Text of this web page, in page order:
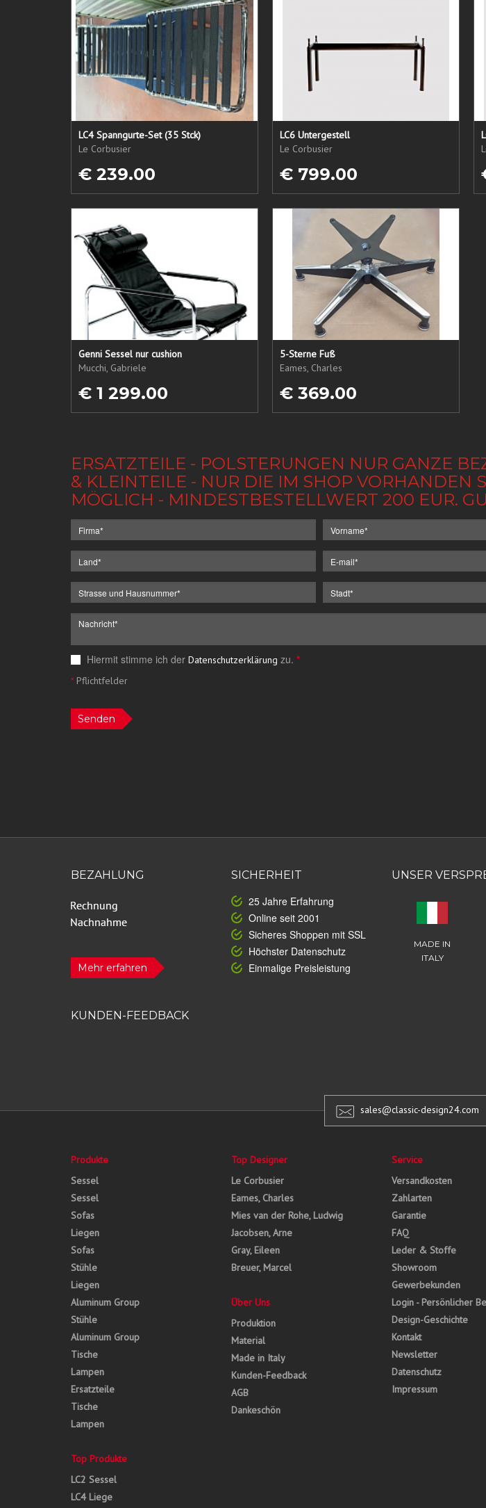
LC4 Spanngurte-Set (35 Stck)
Le Corbusier
€ 239.00
LC6 Untergestell
Le Corbusier
€ 799.00
Genni Sessel nur cushion
Mucchi, Gabriele
€ 1 299.00
5-Sterne Fuß
Eames, Charles
€ 369.00
ERSATZTEILE - POLSTERUNGEN NUR GANZE
& KLEINTEILE - NUR DIE IM SHOP VORHANDEN
MÖGLICH - MINDESTBESTELLWERT 200 EUR.
Hiermit stimme ich der Datenschutzerklärung zu. *
*Pflichtfelder
Senden
BEZAHLUNG
Mehr erfahren
SICHERHEIT
25 Jahre Erfahrung
Online seit 2001
Sicheres Shoppen mit SSL
Höchster Datenschutz
Einmalige Preisleistung
UNSER
MADE IN
ITALY
KUNDEN-FEEDBACK
sales@classic-design24.com
Produkte
Sessel
Sessel
Sofas
Liegen
Sofas
Stühle
Liegen
Aluminum Group
Stühle
Aluminum Group
Tische
Lampen
Ersatzteile
Tische
Lampen
Top Produkte
LC2 Sessel
LC4 Liege
Top Designer
Le Corbusier
Eames, Charles
Mies van der Rohe, Ludwig
Jacobsen, Arne
Gray, Eileen
Breuer, Marcel
Über Uns
Produktion
Material
Made in Italy
Kunden-Feedback
AGB
Dankeschön
Service
Versandkosten
Zahlarten
Garantie
FAQ
Leder & Stoffe
Showroom
Gewerbekunden
Login - Persönlicher
Design-Geschichte
Kontakt
Newsletter
Datenschutz
Impressum